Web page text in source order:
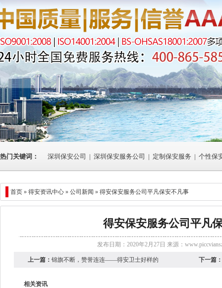
热门关键词： 深圳保安公司 | 深圳保安服务公司 | 定制保安服务 | 个性保
首页 » 得安资讯中心 » 公司新闻 » 得安保安服务公司平凡保安不凡事
得安保安服务公司平凡
发布日期：2020年2月27日 来源：
上一篇： 锦旗不断，赞誉连连——得安卫士好样的 下一篇：
相关资讯